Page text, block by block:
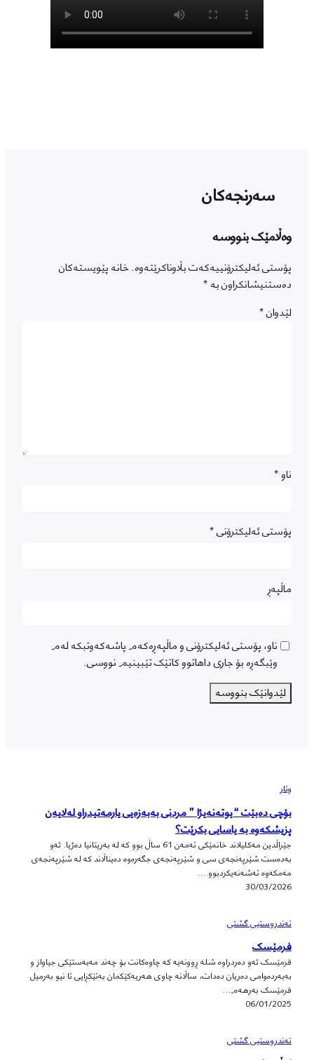
سەرنجەکان
وەڵامێک بنووسە
پۆستی ئەلیکترۆنییەکەت بڵاوناکرێتەوە.خانە پێویستەکان
دەستنیشانکراون بە*
لێدوان*
ناو*
پۆستی ئەلیکترۆنی*
ماڵپه‌ڕ
ناو، پۆستی ئەلیکترۆنی و ماڵپەڕەکەم پاشەکەوتبکە لەم
وێبگەڕە بۆ جاری داهاتوو کاتێک تێبینیم نووسی.
وتار
بۆچی دەبێت “یوتەنەیژا ” مردنی بەبەزەیی یارمەتیدراو لەلایەن
پزیشکەوە بە یاسایی بکرێت؟
جێراڵدین مەکلیلاند خانمێکی تەمەن 61 ساڵ بوو کە لە بەریتانیا دەژیا. ئەو
بەدەست شێرپەنجەی سی و شێرپەنجەی جگەرەوە دەیناڵاند کە لە شێرپەنجەی
مەمکەوە تەشەنەیکردبوو.…
30/03/2026
تەندروستیی گشتی
فرمێسک
فرمێسک ئەو دەردراوە شلە ڕوونەیە کە چاوەکانت بۆ چەند مەبەستێکی جیاواز و
بەبەردەوامی دەریان دەدات، ساڵانە چاوی هەریەکێکمان بەتێکڕایی تا نیو بەرمیل
فرمێسک بەرهەم…
06/01/2025
تەندروستیی گشتی